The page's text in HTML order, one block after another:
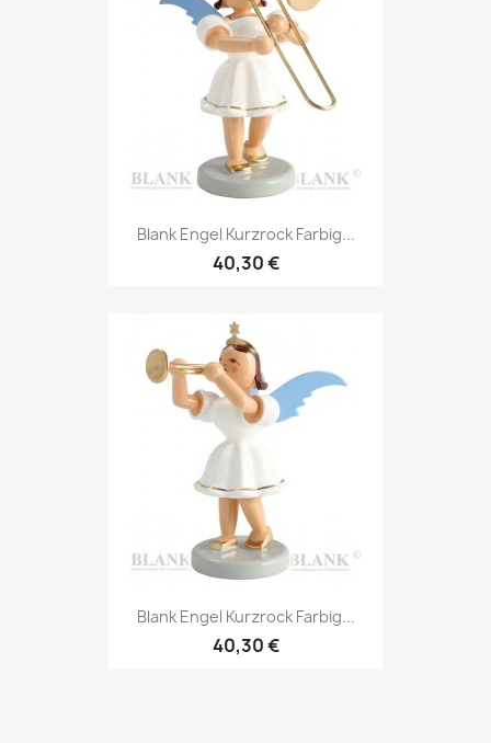
Blank Engel Kurzrock Farbig...
40,30 €
Blank Engel Kurzrock Farbig...
40,30 €